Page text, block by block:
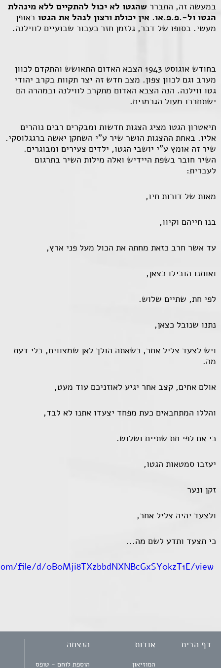
במעשה זה, התברר שהגטו לא יכול להתקיים ללא מינהלת
הגטו ול-.פ.פ.או. אין יכולת ורצון לנהל את הגטו באופן
מעשי. בסופו של דבר, גלזמן חזר כעבור שבועיים לווילנה.
בחודש אוגוסט 1943 הצבא האדום התאושש והתקדם לכוון
מערב וגם לכוון צפון. מצב חדש זה יצר תקוות בקרב יהודי
גטו ווילנה. הנה הצבא האדום מתקרב לווילנה ובמהרה הם
ישתחררו מעול הגרמנים.
תיאטרון הגטו מציג הצגות חדשות ומבקרים רבים נוהרים
אליו. באחת ההצגות הושר שיר ע"י השחקן יאשה ברגגלוסקי.
שיר זה אומץ ע"י יושבי הגטו, ילדים צעירים ומבוגרים.
השיר חובר בשפת היידיש ואלה מילות השיר בתרגום
לעברית:
מאות של דורות חיו,
בנו חייהם וקיוו,
עד אשר חרב כזאת מחתה את הכול מעל פני ארץ,
ואותנו הובילו כצאן,
לפי חת, שתיים שלוש.
נתנו שנובל כצאן,
ויש לצעד צליל אחר, כשאתה הולך לאן שמצווים, בלי דעת
מה.
אולם אחים, קצב אחר יגיע לאוזניכם עוד מעט,
והללו המתחבאים כעת מפחד יצעדו אתנו לא לבד,
כי אם לפי חת שתיים ושלוש.
יעזבו סמטאות הגטו,
זקן ונער
ולצעד יהיה צליל אחר,
כי תצעד ותדע לשם מה...
file/d/0B0Mji8TXzbbdNXNBcGxSY0kzT1E/view
דף הבית אודות
המוזיאון
הנצחה
הוספת לוחם - טופס